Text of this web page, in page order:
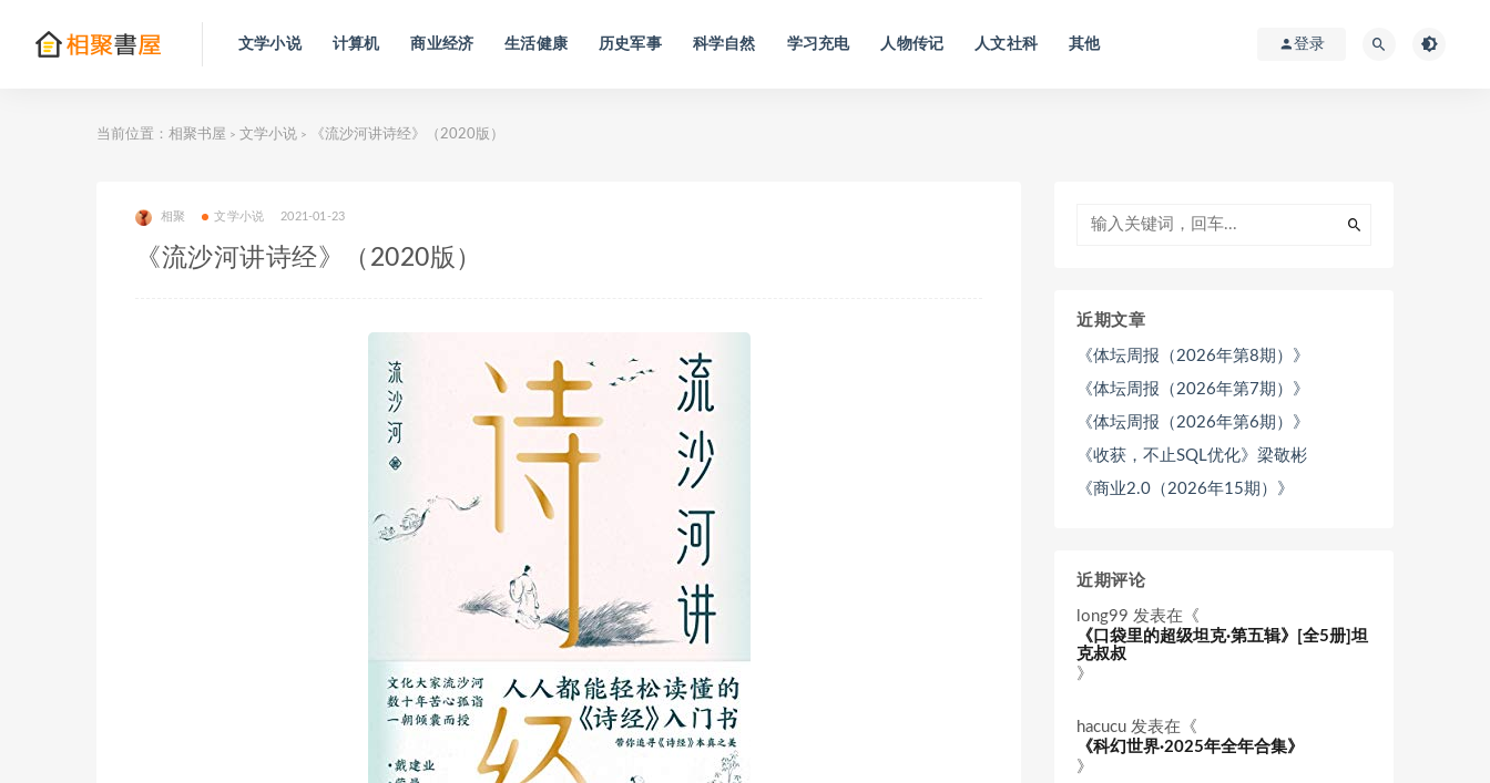
文学小说 计算机 商业经济 生活健康 历史军事 科学自然 学习充电 人物传记 人文社科 其他 登录
当前位置： 相聚书屋 > 文学小说 > 《流沙河讲诗经》（2020版）
相聚 文学小说 2021-01-23
《流沙河讲诗经》（2020版）
近期文章
《体坛周报（2026年第8期）》
《体坛周报（2026年第7期）》
《体坛周报（2026年第6期）》
《收获，不止SQL优化》梁敬彬
《商业2.0（2026年15期）》
近期评论
long99 发表在《
《口袋里的超级坦克·第五辑》[全5册]坦
克叔叔
》
hacucu 发表在《
《科幻世界·2025年全年合集》
》